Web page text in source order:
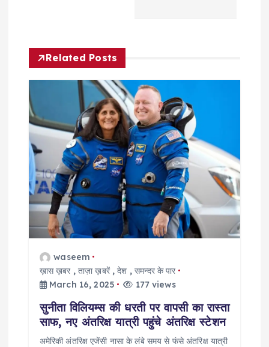
v
g
a
t
o
n
Related Posts
waseem
ख़ास ख़बर ,ताज़ा ख़बरें,देश ,समन्दर के पार
March 16, 2025
177 views
सुनीता विलियम्स की धरती पर वापसी का रास्ता
साफ, नए अंतरिक्ष यात्री पहुंचे अंतरिक्ष स्टेशन
अमेरिकी अंतरिक्ष एजेंसी नासा के लंबे समय से फंसे अंतरिक्ष यात्री